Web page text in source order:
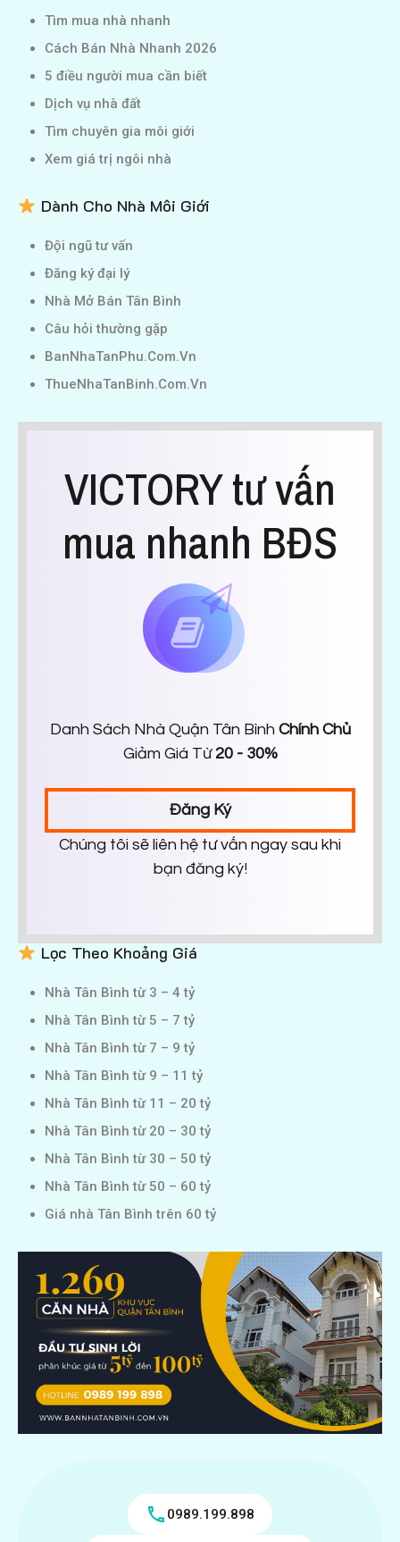
Tìm mua nhà nhanh
Cách Bán Nhà Nhanh 2026
5 điều người mua cần biết
Dịch vụ nhà đất
Tìm chuyên gia môi giới
Xem giá trị ngôi nhà
Dành Cho Nhà Môi Giới
Đội ngũ tư vấn
Đăng ký đại lý
Nhà Mở Bán Tân Bình
Câu hỏi thường gặp
BanNhaTanPhu.Com.Vn
ThueNhaTanBinh.Com.Vn
VICTORY tư vấn
mua nhanh BĐS
Danh Sách Nhà Quận Tân Bình Chính Chủ
Giảm Giá Từ 20 - 30%
Đăng Ký
Chúng tôi sẽ liên hệ tư vấn ngay sau khi
bạn đăng ký!
Lọc Theo Khoảng Giá
Nhà Tân Bình từ 3 – 4 tỷ
Nhà Tân Bình từ 5 – 7 tỷ
Nhà Tân Bình từ 7 – 9 tỷ
Nhà Tân Bình từ 9 – 11 tỷ
Nhà Tân Bình từ 11 – 20 tỷ
Nhà Tân Bình từ 20 – 30 tỷ
Nhà Tân Bình từ 30 – 50 tỷ
Nhà Tân Bình từ 50 – 60 tỷ
Giá nhà Tân Bình trên 60 tỷ
0989.199.898